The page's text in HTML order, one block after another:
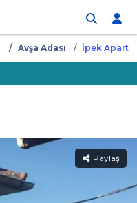
Avşa Adası İpek Apart
Paylaş